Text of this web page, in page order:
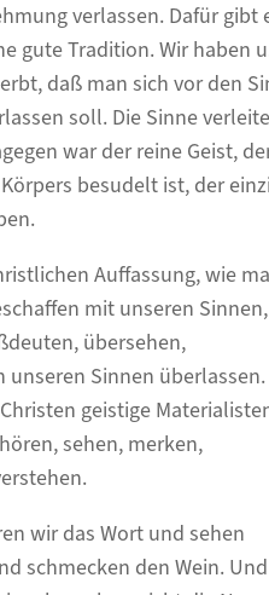
verlassen. Dafür gibt
gute Tradition. Wir haben
daß man sich vor den
soll. Die Sinne
war der reine Geist,
besudelt ist, der
Auffassung, wie
mit unseren
übersehen,
Sinnen überlassen.
geistige
sehen, merken,
wir das Wort und sehen
schmecken den Wein.